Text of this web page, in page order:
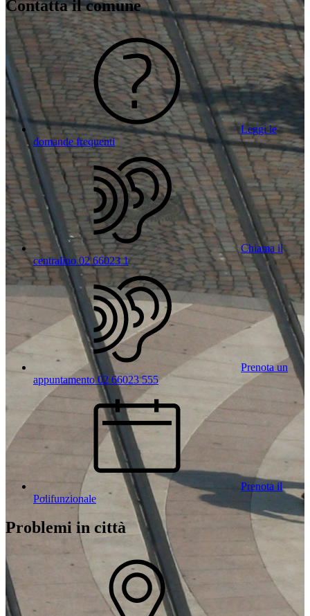
Contatta il comune
Leggi le
domande frequenti
Chiama il
centralino 02 66023 1
Prenota un
appuntamento 02 66023 555
Prenota il
Polifunzionale
Problemi in città